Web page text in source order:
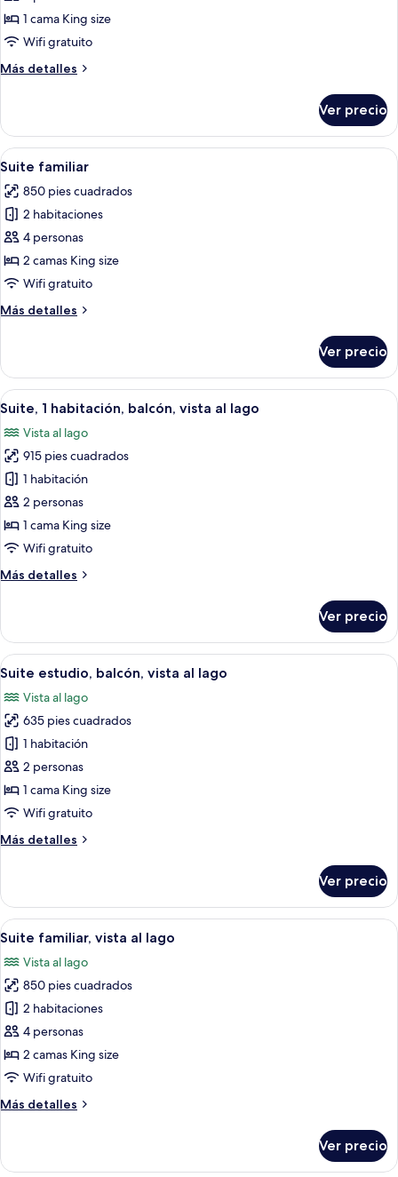
Suite
estudio,
cama
1 cama King size
Wifi gratuito
Más detalles
Más
estudio,
cama
size
Ver precio
Abrir
todas
las
fotos
de
Suite
familiar
Un pasillo moderno con una zona
4
Suite familiar
850 pies cuadrados
2 habitaciones
4 personas
2 camas King size
Wifi gratuito
Más detalles
Más
familiar
Ver precio
Abrir
todas
las
fotos
de
Suite,
1
habitación,
balcón,
vista
Habitación de hotel con una cama
6
Suite, 1 habitación, balcón, vista al lago
Vista al lago
915 pies cuadrados
1 habitación
2 personas
1 cama King size
Wifi gratuito
Más detalles
Más
1
habitación,
balcón,
al
lago
Ver precio
Abrir
todas
las
fotos
de
Suite
estudio,
balcón,
al
Habitación de hotel con vistas a un
4
Suite estudio, balcón, vista al lago
Vista al lago
635 pies cuadrados
1 habitación
2 personas
1 cama King size
Wifi gratuito
Más detalles
Más
estudio,
balcón,
vista
lago
Ver precio
Abrir
todas
las
fotos
de
Suite
familiar,
vista
lago
Una habitación de hotel moderna
5
Suite familiar, vista al lago
Vista al lago
850 pies cuadrados
2 habitaciones
4 personas
2 camas King size
Wifi gratuito
Más detalles
Más
familiar,
Ver precio